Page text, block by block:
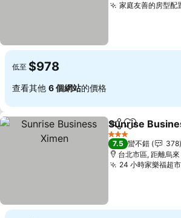
家庭友善的房型配
低至 $978
查看其他 6 個網站的價格
分享 加入我的最
Sunrise
3 星級
7.5 蠻不錯
378
台北市區, 距離烏
24 小時家樂福超